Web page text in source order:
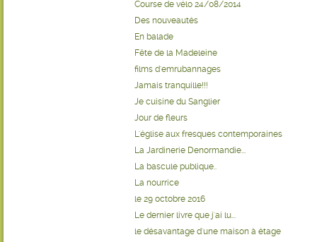
Course de vélo 24/08/2014
Des nouveautés
En balade
Fête de la Madeleine
films d'emrubannages
Jamais tranquille!!!
Je cuisine du Sanglier
Jour de fleurs
L'église aux fresques contemporaines
La Jardinerie Denormandie...
La bascule publique..
La nourrice
le 29 octobre 2016
Le dernier livre que j'ai lu...
le désavantage d'une maison à étage